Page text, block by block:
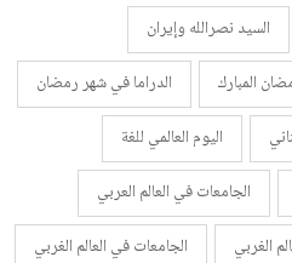
السيد نصرالله وإيران
المبارك
الدراما في شهر رمضان
اليوم العالمي للغة
الجامعات في العالم العربي
الغربي
الجامعات في العالم الغربي